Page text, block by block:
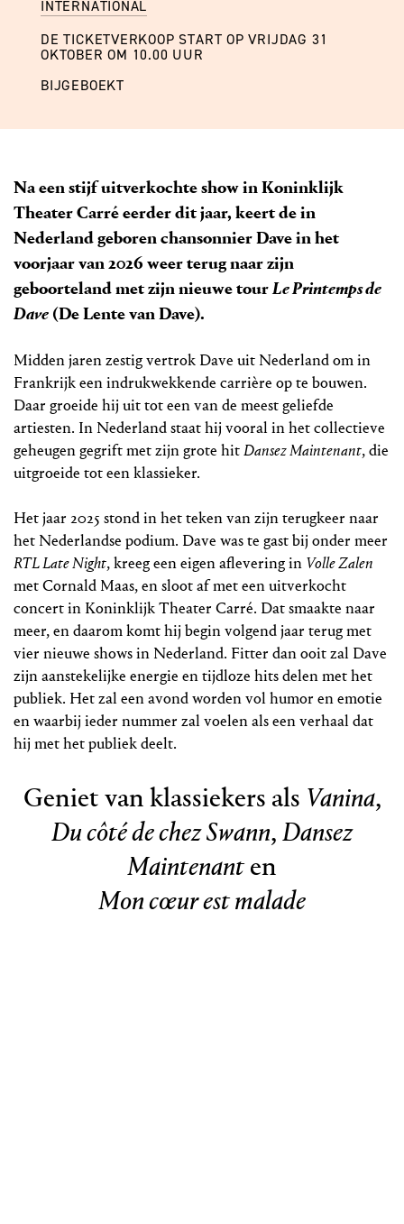
Na een stijf uitverkochte show in Koninklijk
Theater Carré eerder dit jaar, keert de in
Nederland geboren chansonnier Dave in het
voorjaar van 2026 weer terug naar zijn
geboorteland met zijn nieuwe tourLe Printemps de
Dave (De Lente van Dave).
Midden jaren zestig vertrok Dave uit Nederland om in
Frankrijk een indrukwekkende carrière op te bouwen.
Daar groeide hij uit tot een van de meest geliefde
artiesten. In Nederland staat hij vooral in het collectieve
geheugen gegrift met zijn grote hitDansez Maintenant, die
uitgroeide tot een klassieker.
Het jaar 2025 stond in het teken van zijn terugkeer naar
het Nederlandse podium. Dave was te gast bij onder meer
RTL Late Night, kreeg een eigen aflevering in Volle Zalen
met Cornald Maas, en sloot af met een uitverkocht
concert in Koninklijk Theater Carré. Dat smaakte naar
meer, en daarom komt hij begin volgend jaar terug met
vier nieuwe shows in Nederland. Fitter dan ooit zal Dave
zijn aanstekelijke energie en tijdloze hits delen met het
publiek. Het zal een avond worden vol humor en emotie
en waarbij ieder nummer zal voelen als een verhaal dat
hij met het publiek deelt.
Geniet van klassiekers als Vanina,
Du côté de chez Swann, Dansez
Maintenanten
Mon cœur est malade
INTERNATIONAL
DE TICKETVERKOOP START OP VRIJDAG 31
OKTOBER OM 10.00 UUR
BIJGEBOEKT